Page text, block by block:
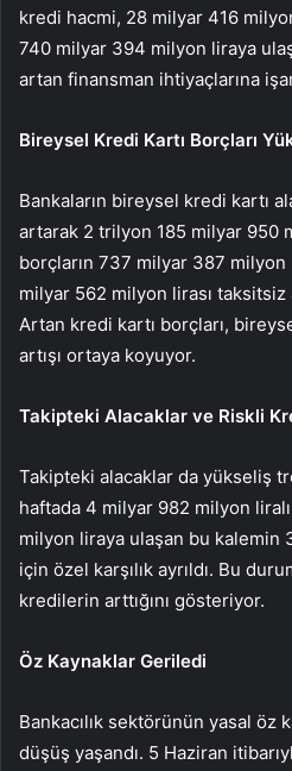
kredi hacmi, 28 milyar 416
740 milyar 394 milyon liraya
artan finansman ihtiyaçlarına
Bireysel Kredi Kartı Borçları
Bankaların bireysel kredi kartı
artarak 2 trilyon 185 milyar 950
borçların 737 milyar 387
milyar 562 milyon lirası
Artan kredi kartı borçları,
artışı ortaya koyuyor.
Takipteki Alacaklar ve Riskli
Takipteki alacaklar da yükseliş
haftada 4 milyar 982 milyon
milyon liraya ulaşan bu kalemin
için özel karşılık ayrıldı. Bu
kredilerin arttığını gösteriyor.
Öz Kaynaklar Geriledi
Bankacılık sektörünün yasal öz
düşüş yaşandı. 5 Haziran